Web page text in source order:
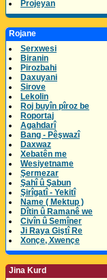
Projeyan
Rojane
Serxwesi
Biranin
Pirozbahi
Daxuyani
Sirove
Lekolin
Roj buyîn pîroz be
Roportaj
Agahdarî
Bang - Pêşwazî
Daxwaz
Xebatên me
Wesiyetname
Şermezar
Şahî û Şabun
Şirîgatî - Yekitî
Name ( Mektup )
Dîtin û Ramanê we
Civîn û Semîner
Ji Raya Giştî Re
Xonçe, Xwençe
Jina Kurd